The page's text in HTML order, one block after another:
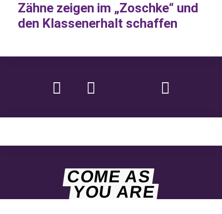
Zähne zeigen im „Zoschke“ und
den Klassenerhalt schaffen
COME AS
YOU ARE